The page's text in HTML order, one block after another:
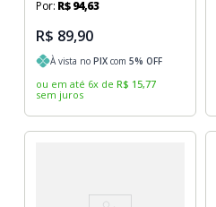
Por: R$ 94,63
R$ 89,90
À vista noPIX com5% OFF
ou em até 6x de R$ 15,77
sem juros